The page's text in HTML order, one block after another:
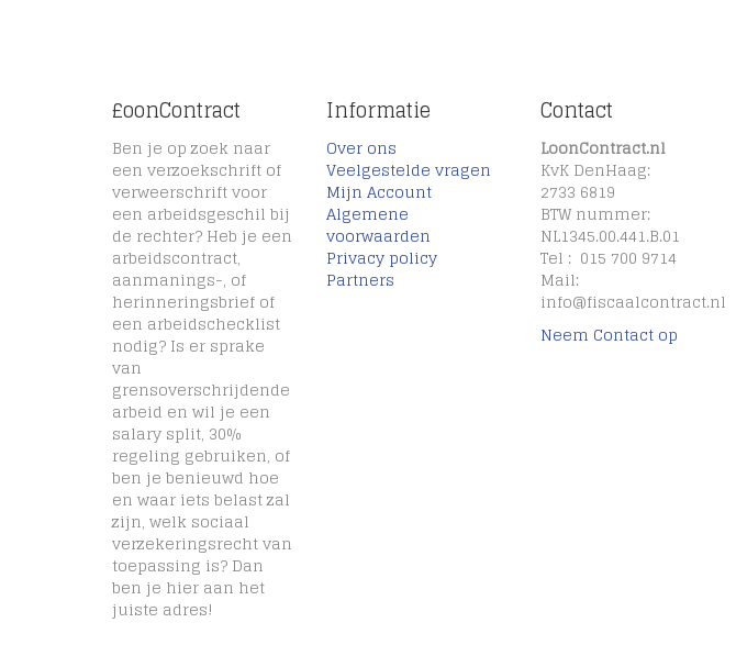
£oonContract
Ben je op zoek naar
een verzoekschrift of
verweerschrift voor
een arbeidsgeschil bij
de rechter? Heb je een
arbeidscontract,
aanmanings-, of
herinneringsbrief of
een arbeidschecklist
nodig? Is er sprake
van
grensoverschrijdende
arbeid en wil je een
salary split, 30%
regeling gebruiken, of
ben je benieuwd hoe
en waar iets belast zal
zijn, welk sociaal
verzekeringsrecht van
toepassing is? Dan
ben je hier aan het
juiste adres!
Informatie
Over ons
Veelgestelde vragen
Mijn Account
Algemene
voorwaarden
Privacy policy
Partners
Contact
LoonContract.nl
KvK DenHaag:
2733 6819
BTW nummer:
NL1345.00.441.B.01
Tel : 015 700 9714
Mail:
info@fiscaalcontract.nl
Neem Contact op